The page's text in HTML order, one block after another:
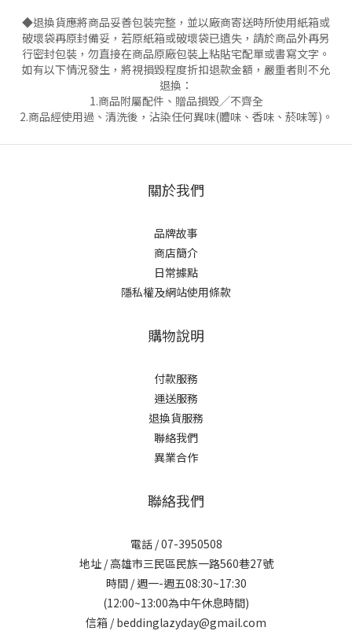
◆退換貨應將商品妥善包裝完整，並以廠商寄送時所使用紙箱或
破壞袋再原封備妥，若原紙箱或破壞袋已遺失，請於商品外再另
行密封包裝，勿直接在商品原廠包裝上粘貼宅配單或書寫文字。
如有以下情況發生，將視損毀程度折扣退款金額，嚴重者則不允
退換：
1.商品附屬配件、贈品損毀╱不齊全
2.商品經使用過、清洗後，沾染任何異味(體味、香味、菸味等)。
關於我們
品牌故事
商店簡介
日常據點
隱私權及網站使用條款
購物說明
付款服務
運送服務
退換貨服務
聯絡我們
異業合作
聯絡我們
電話 / 07-3950508
地址 / 高雄市三民區民族一路560巷27號
時間 / 週一-週五08:30~17:30
(12:00~13:00為中午休息時間)
信箱 / beddinglazyday@gmail.com